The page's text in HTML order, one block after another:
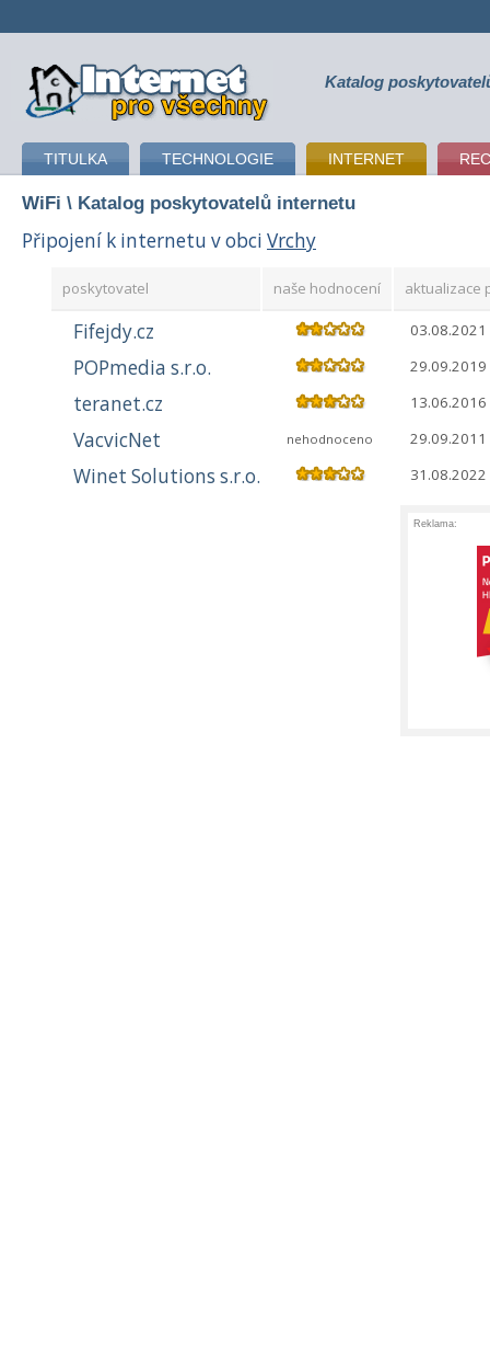
připojení k internetu Katalog
TITULKA TECHNOLOGIE INTERNET
WiFi \ Katalog poskytovatelů internetu
Připojení k internetu v obci Vrchy
poskytovatel naše hodnocení aktualizace
Fifejdy.cz 03.08.2021
POPmedia s.r.o. 29.09.2019
teranet.cz 13.06.2016
VacvicNet nehodnoceno 29.09.2011
Winet Solutions s.r.o. 31.08.2022
Reklama: